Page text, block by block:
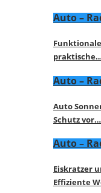
Auto –
Auto –
Auto
Schutz vor…
Auto –
Eiskratzer
Effiziente